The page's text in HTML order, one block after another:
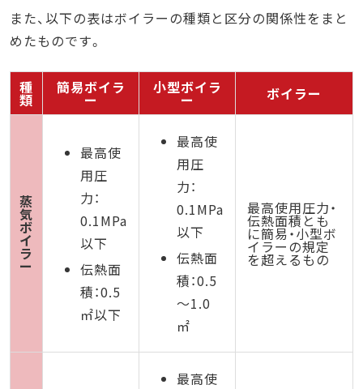
また、以下の表はボイラーの種類と区分の関係性をまと
めたものです。
種
類
簡易ボイラ
ー
小型ボイラ
ー ボイラー
蒸
気
ボ
イ
ラ
ー
最高使
用圧
力：
0.1MPa
以下
伝熱面
積：0.5
㎡以下
最高使
用圧
力：
0.1MPa
以下
伝熱面
積：0.5
～1.0
㎡
最高使用圧力・
伝熱面積とも
に簡易・小型ボ
イラーの規定
を超えるもの
最高使